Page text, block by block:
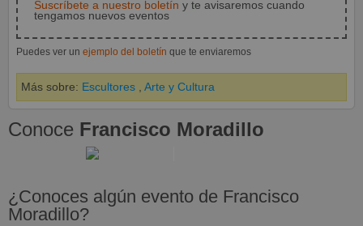
Suscríbete a nuestro boletín y te avisaremos cuando
tengamos nuevos eventos
Puedes ver un ejemplo del boletín que te enviaremos
Más sobre: Escultores , Arte y Cultura
Conoce Francisco Moradillo
¿Conoces algún evento de Francisco
Moradillo?